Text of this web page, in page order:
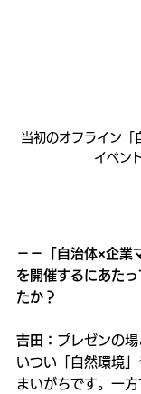
当初のオフライン「
イベン
－－「自治体×企業
を開催するにあた
たか？
吉田： プレゼンの
いつい「自然環境
まいがちです。一